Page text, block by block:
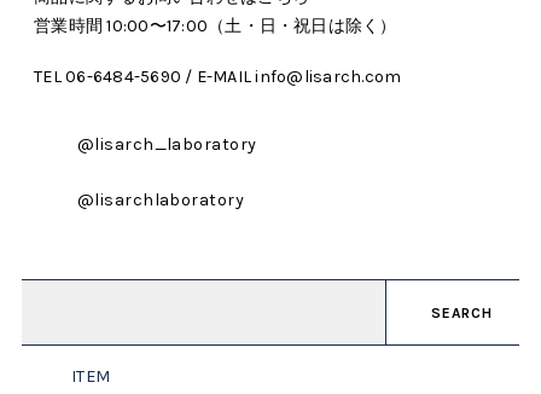
営業時間 10:00〜17:00（土・日・祝日は除く）
TEL 06-6484-5690 / E-MAIL info@lisarch.com
@lisarch_laboratory
@lisarchlaboratory
SEARCH
ITEM